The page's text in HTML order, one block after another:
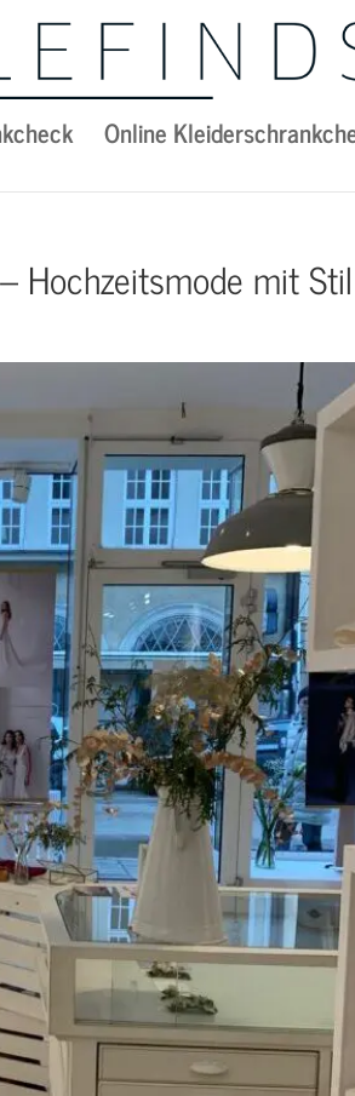
Online
Hochzeitsmode mit Stil